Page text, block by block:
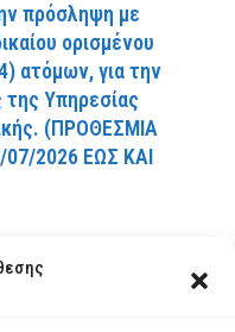
πρόσληψη με
ορισμένου
ατόμων, για την
Υπηρεσίας
(ΠPOΘEΣMIA
07/2026 EΩΣ KAI